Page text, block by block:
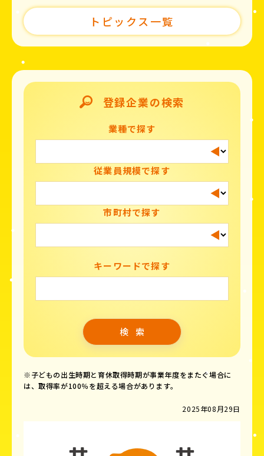
トピックス一覧
登録企業の検索
業種で探す
従業員規模で探す
市町村で探す
キーワードで探す
※子どもの出生時期と育休取得時期が事業年度をまたぐ場合に
は、取得率が100％を超える場合があります。
2025年08月29日